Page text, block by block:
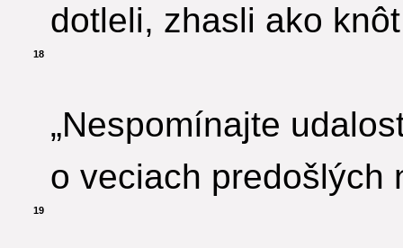
dotleli, zhasli ako
18
„Nespomínajte
o veciach predošlých
19